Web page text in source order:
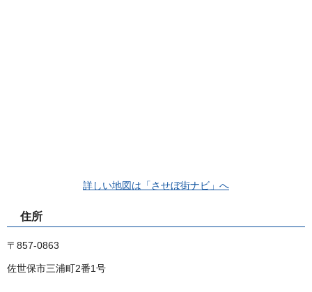
詳しい地図は「させぼ街ナビ」へ
住所
〒857-0863
佐世保市三浦町2番1号